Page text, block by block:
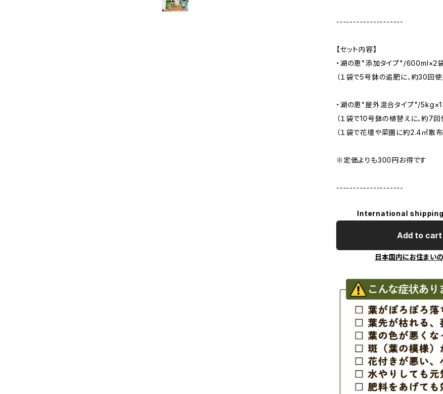
--------------------
【セット内容】
・湖の恵"添加タイプ"/600ml×2
（１袋で5号鉢の追肥に、約30回使
・湖の恵"屋外混合タイプ"/
（１袋で10号鉢の植替えに、約7回
（１袋で花壇や菜園に約2.4㎡散布
※定価よりも300円お得です
--------------------
International
Add to cart
日本国内にお住まい